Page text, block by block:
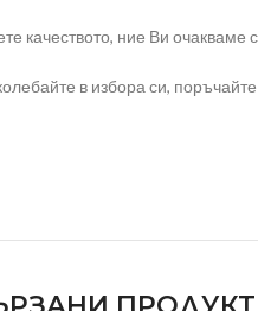
качеството, ние Ви
в избора си, поръчайте